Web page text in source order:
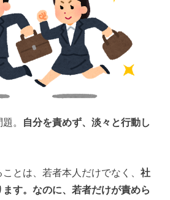
。 自分を責めず、淡々と行動し
ことは、若者本人だけでなく、社
す。なのに、若者だけが責めら